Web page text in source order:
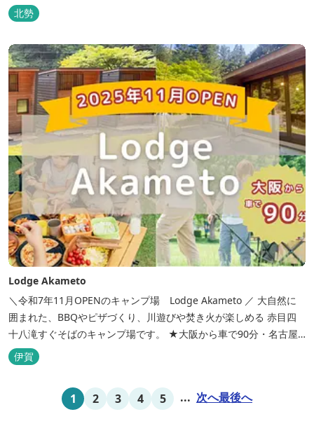
類のキャンプ場があり、豊かな自然の中でのんびりとキャンプを楽
しむ事ができます。 テント泊が苦手な方や、小さなお子様連れの方
はコテージがおススメ。 大小合わせて6棟のコテージがあります。
キャン...
北勢
Lodge Akameto
＼令和7年11月OPENのキャンプ場 Lodge Akameto ／ 大自然に
囲まれた、BBQやピザづくり、川遊びや焚き火が楽しめる 赤目四
十八滝すぐそばのキャンプ場です。 ★大阪から車で90分・名古屋
から120分の好アクセス！ ★専用テラス付きバンガローでは、BBQ
をしながら子どもが川遊びをしているのが見れる！ ★Wi-Fiがつな
伊賀
1 2 3 4 5 ... 次へ最後へ